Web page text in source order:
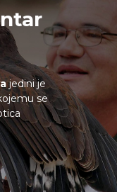
jedini je
se